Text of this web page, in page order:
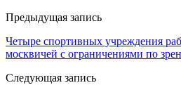
Предыдущая запись
Четыре спортивных учреждения
москвичей с ограничениями по
Следующая запись